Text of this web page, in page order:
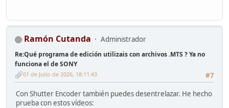
Ramón Cutanda Administrador
Re:Qué programa de edición utilizais con archivos .MTS ? Ya no
funciona el de SONY
#7
01 de Julio de 2026, 18:11:43
Con Shutter Encoder también puedes desentrelazar. He hecho
prueba con estos vídeos: